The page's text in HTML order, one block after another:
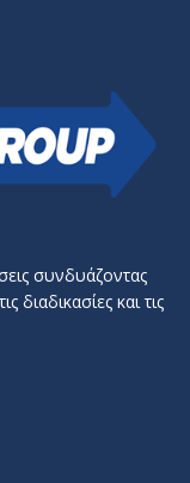
συνδυάζοντας
διαδικασίες και τις